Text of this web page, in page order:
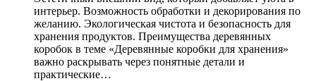
интерьер. Возможность обработки и декорирования по
желанию. Экологическая чистота и безопасность для
хранения продуктов. Преимущества деревянных
коробок в теме «Деревянные коробки для хранения»
важно раскрывать через понятные детали и
практические…